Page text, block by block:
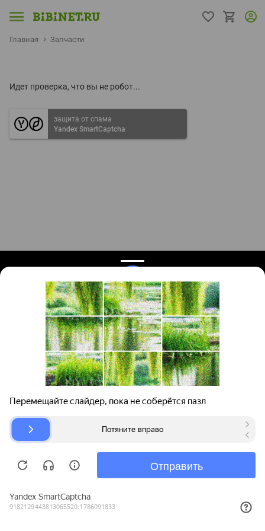
Главная Запчасти
Идет проверка, что вы не робот...
защита от спама
Yandex SmartCaptcha
Поиск запчастей
Для автокомпаний
Авторазборки
О проекте
Помощь
Карта сайта
© bibinet.ru - система поиска запчастей,
Copyright 2010-2026 Все права защищены